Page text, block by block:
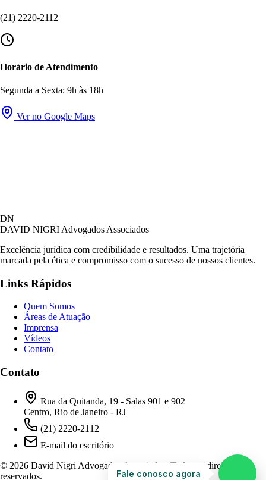
(21) 2220-2112
Horário de Atendimento
Segunda a Sexta: 9h às 18h
Ver no Google Maps
DN
DAVID NIGRI Advogados Associados
Excelência jurídica com credibilidade e resultados. Uma trajetória
marcada pela ética e compromisso com o sucesso de nossos clientes.
Links Rápidos
Quem Somos
Áreas de Atuação
Imprensa
Vídeos
Contato
Contato
Rua da Quitanda, 19 - Salas 901 e 902
Centro, Rio de Janeiro - RJ
(21) 2220-2112
E-mail do escritório
© 2026 David Nigri Advogados Associados. Todos os direitos
reservados.
Online agora
Para que possamos ajudá-lo, por favor, informe
como deseja falar com nossa equipe.
Prefiro ser respondido por:
Fale conosco agora